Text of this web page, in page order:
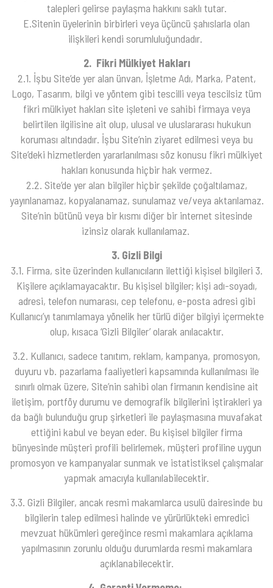
talepleri gelirse paylaşma hakkını saklı tutar.
E.Sitenin üyelerinin birbirleri veya üçüncü şahıslarla olan
ilişkileri kendi sorumluluğundadır.
2. Fikri Mülkiyet Hakları
2.1. İşbu Site’de yer alan ünvan, İşletme Adı, Marka, Patent,
Logo, Tasarım, bilgi ve yöntem gibi tescilli veya tescilsiz tüm
fikri mülkiyet hakları site işleteni ve sahibi firmaya veya
belirtilen ilgilisine ait olup, ulusal ve uluslararası hukukun
koruması altındadır. İşbu Site’nin ziyaret edilmesi veya bu
Site’deki hizmetlerden yararlanılması söz konusu fikri mülkiyet
hakları konusunda hiçbir hak vermez.
2.2. Site’de yer alan bilgiler hiçbir şekilde çoğaltılamaz,
yayınlanamaz, kopyalanamaz, sunulamaz ve/veya aktarılamaz.
Site’nin bütünü veya bir kısmı diğer bir internet sitesinde
izinsiz olarak kullanılamaz.
3. Gizli Bilgi
3.1. Firma, site üzerinden kullanıcıların ilettiği kişisel bilgileri 3.
Kişilere açıklamayacaktır. Bu kişisel bilgiler; kişi adı-soyadı,
adresi, telefon numarası, cep telefonu, e-posta adresi gibi
Kullanıcı’yı tanımlamaya yönelik her türlü diğer bilgiyi içermekte
olup, kısaca ‘Gizli Bilgiler’ olarak anılacaktır.
3.2. Kullanıcı, sadece tanıtım, reklam, kampanya, promosyon,
duyuru vb. pazarlama faaliyetleri kapsamında kullanılması ile
sınırlı olmak üzere, Site’nin sahibi olan firmanın kendisine ait
iletişim, portföy durumu ve demografik bilgilerini iştirakleri ya
da bağlı bulunduğu grup şirketleri ile paylaşmasına muvafakat
ettiğini kabul ve beyan eder. Bu kişisel bilgiler firma
bünyesinde müşteri profili belirlemek, müşteri profiline uygun
promosyon ve kampanyalar sunmak ve istatistiksel çalışmalar
yapmak amacıyla kullanılabilecektir.
3.3. Gizli Bilgiler, ancak resmi makamlarca usulü dairesinde bu
bilgilerin talep edilmesi halinde ve yürürlükteki emredici
mevzuat hükümleri gereğince resmi makamlara açıklama
yapılmasının zorunlu olduğu durumlarda resmi makamlara
açıklanabilecektir.